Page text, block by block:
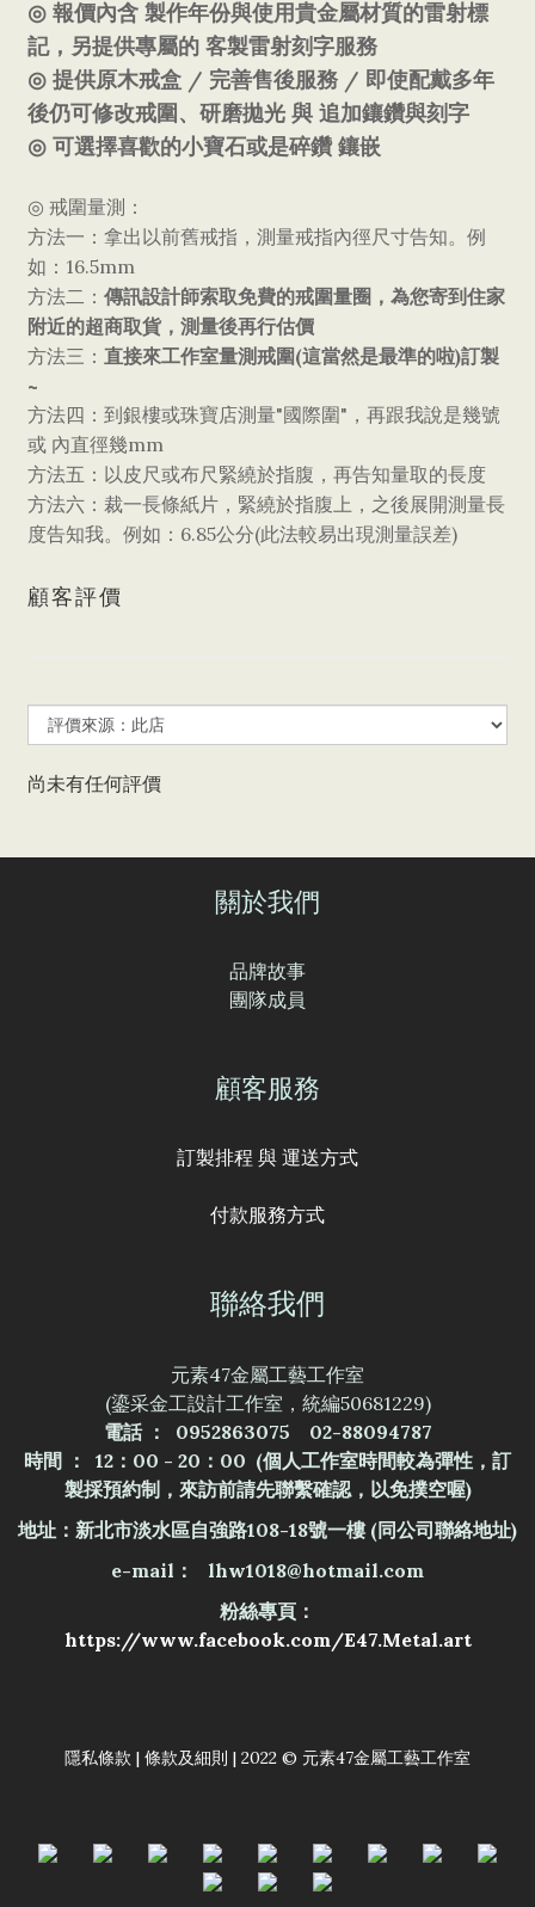
◎ 報價內含 製作年份與使用貴金屬材質的雷射標
記，另提供專屬的 客製雷射刻字服務
◎ 提供原木戒盒 / 完善售後服務 / 即使配戴多年
後仍可修改戒圍、研磨拋光 與 追加鑲鑽與刻字
◎ 可選擇喜歡的小寶石或是碎鑽 鑲嵌
◎ 戒圍量測：
方法一：拿出以前舊戒指，測量戒指內徑尺寸告知。例
如： 16.5mm
方法二： 傳訊設計師索取免費的戒圍量圈，為您寄到住家
附近的超商取貨，測量後再行估價
方法三： 直接來工作室量測戒圍(這當然是最準的啦)訂製
~
方法四：到銀樓或珠寶店測量"國際圍 " ，再跟我說是幾號
或 內直徑幾mm
方法五：以皮尺或布尺緊繞於指腹，再告知量取的長度
方法六：裁一長條紙片，緊繞於指腹上，之後展開測量長
度告知我。例如： 6.85公分(此法較易出現測量誤差)
顧客評價
尚未有任何評價
關於我們
品牌故事
團隊成員
顧客服務
訂製排程 與 運送方式
付款服務方式
聯絡我們
元素47金屬工藝工作室
(鎏采金工設計工作室，統編50681229)
電話 ： 0952863075 02-88094787
時間 ： 12：00 - 20：00 (個人工作室時間較為彈性，訂
製採預約制，來訪前請先聯繫確認，以免撲空喔)
地址：新北市淡水區自強路108-18號一樓 (同公司聯絡地址)
e-mail： lhw1018@hotmail.com
粉絲專頁：
https://www.facebook.com/E47.Metal.art
隱私條款 | 條款及細則 | 2022 © 元素47金屬工藝工作室